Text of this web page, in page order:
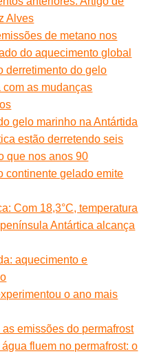
Alves
de metano nos
do aquecimento global
derretimento do gelo
com as mudanças
gelo marinho na Antártida
estão derretendo seis
que nos anos 90
continente gelado emite
Com 18,3°C, temperatura
Antártica alcança
aquecimento e
o ano mais
emissões do permafrost
fluem no permafrost: o